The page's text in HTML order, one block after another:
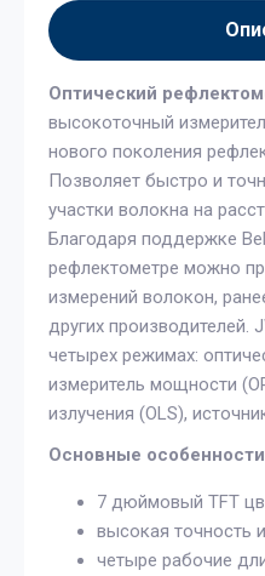
Оптический
высокоточный
нового поколения
Позволяет быстро и
участки волокна на
Благодаря поддержке
рефлектометре можно
измерений волокон,
других производителей.
четырех режимах:
измеритель мощности
излучения (OLS),
Основные
7 дюймовый TFT
высокая точность
четыре рабочие